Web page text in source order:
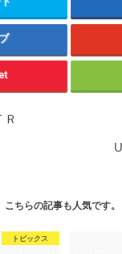
Ｒ
こちらの記事も人気です。
トピックス